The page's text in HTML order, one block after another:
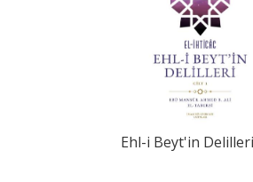
Ehl-i Beyt'in Delilleri